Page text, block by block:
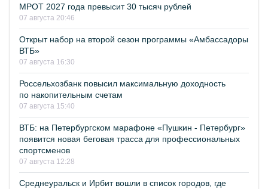
МРОТ 2027 года превысит 30 тысяч рублей
07 августа 20:46
Открыт набор на второй сезон программы «Амбассадоры
ВТБ»
07 августа 16:30
Россельхозбанк повысил максимальную доходность
по накопительным счетам
07 августа 15:40
ВТБ: на Петербургском марафоне «Пушкин - Петербург»
появится новая беговая трасса для профессиональных
спортсменов
07 августа 12:28
Среднеуральск и Ирбит вошли в список городов, где